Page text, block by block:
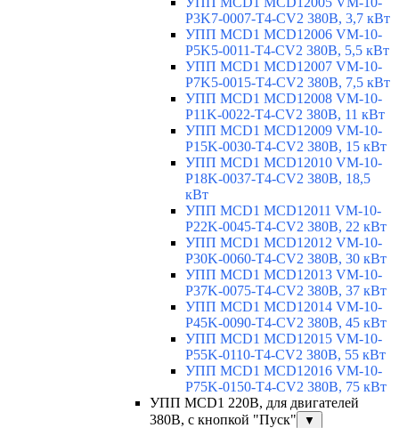
P3K7-0007-T4-CV2 380В, 3,7 кВт
УПП MCD1 MCD12006 VM-10-
P5K5-0011-T4-CV2 380В, 5,5 кВт
УПП MCD1 MCD12007 VM-10-
P7K5-0015-T4-CV2 380В, 7,5 кВт
УПП MCD1 MCD12008 VM-10-
P11K-0022-T4-CV2 380В, 11 кВт
УПП MCD1 MCD12009 VM-10-
P15K-0030-T4-CV2 380В, 15 кВт
УПП MCD1 MCD12010 VM-10-
P18K-0037-T4-CV2 380В, 18,5
кВт
УПП MCD1 MCD12011 VM-10-
P22K-0045-T4-CV2 380В, 22 кВт
УПП MCD1 MCD12012 VM-10-
P30K-0060-T4-CV2 380В, 30 кВт
УПП MCD1 MCD12013 VM-10-
P37K-0075-T4-CV2 380В, 37 кВт
УПП MCD1 MCD12014 VM-10-
P45K-0090-T4-CV2 380В, 45 кВт
УПП MCD1 MCD12015 VM-10-
P55K-0110-T4-CV2 380В, 55 кВт
УПП MCD1 MCD12016 VM-10-
P75K-0150-T4-CV2 380В, 75 кВт
УПП MCD1 220В, для двигателей
380В, с кнопкой "Пуск"
▼